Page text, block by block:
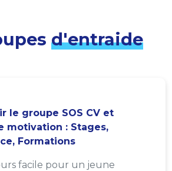
d'entraide
le groupe SOS CV et
motivation : Stages,
Formations
facile pour un jeune